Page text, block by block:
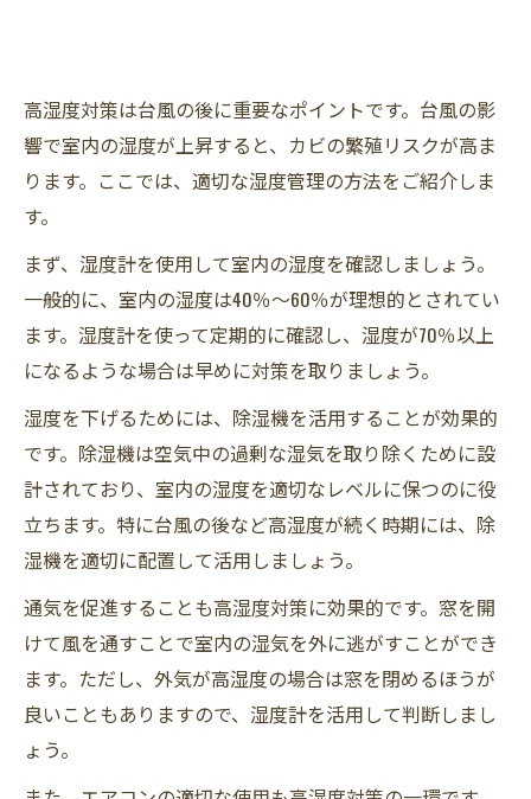
高湿度対策は台風の後に重要なポイントです。台風の影
響で室内の湿度が上昇すると、カビの繁殖リスクが高ま
ります。ここでは、適切な湿度管理の方法をご紹介しま
す。
まず、湿度計を使用して室内の湿度を確認しましょう。
一般的に、室内の湿度は40％〜60％が理想的とされてい
ます。湿度計を使って定期的に確認し、湿度が70％以上
になるような場合は早めに対策を取りましょう。
湿度を下げるためには、除湿機を活用することが効果的
です。除湿機は空気中の過剰な湿気を取り除くために設
計されており、室内の湿度を適切なレベルに保つのに役
立ちます。特に台風の後など高湿度が続く時期には、除
湿機を適切に配置して活用しましょう。
通気を促進することも高湿度対策に効果的です。窓を開
けて風を通すことで室内の湿気を外に逃がすことができ
ます。ただし、外気が高湿度の場合は窓を閉めるほうが
良いこともありますので、湿度計を活用して判断しまし
ょう。